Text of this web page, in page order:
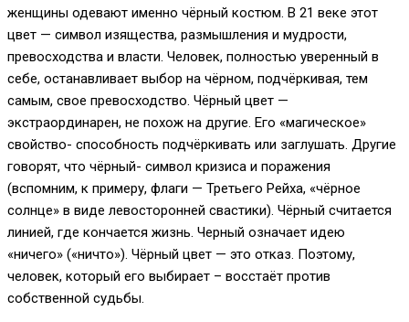
женщины одевают именно чёрный костюм. В 21 веке этот
цвет — символ изящества, размышления и мудрости,
превосходства и власти. Человек, полностью уверенный в
себе, останавливает выбор на чёрном, подчёркивая, тем
самым, свое превосходство. Чёрный цвет —
экстраординарен, не похож на другие. Его «магическое»
свойство- способность подчёркивать или заглушать. Другие
говорят, что чёрный- символ кризиса и поражения
(вспомним, к примеру, флаги — Третьего Рейха, «чёрное
солнце» в виде левосторонней свастики). Чёрный считается
линией, где кончается жизнь. Черный означает идею
«ничего» («ничто»). Чёрный цвет — это отказ. Поэтому,
человек, который его выбирает – восстаёт против
собственной судьбы.